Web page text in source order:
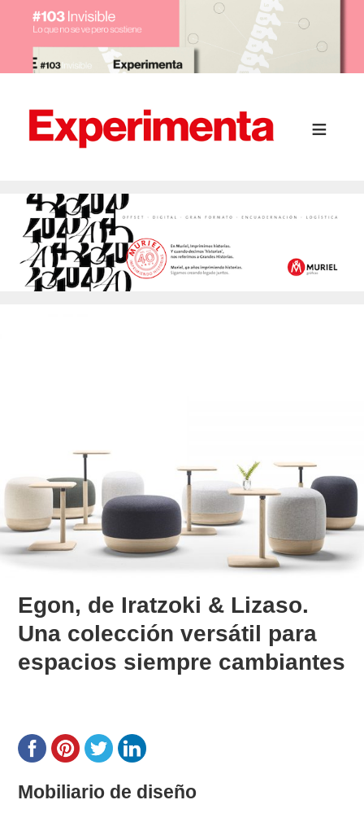
Egon, de Iratzoki & Lizaso.
Una colección versátil para
espacios siempre cambiantes
Mobiliario de diseño